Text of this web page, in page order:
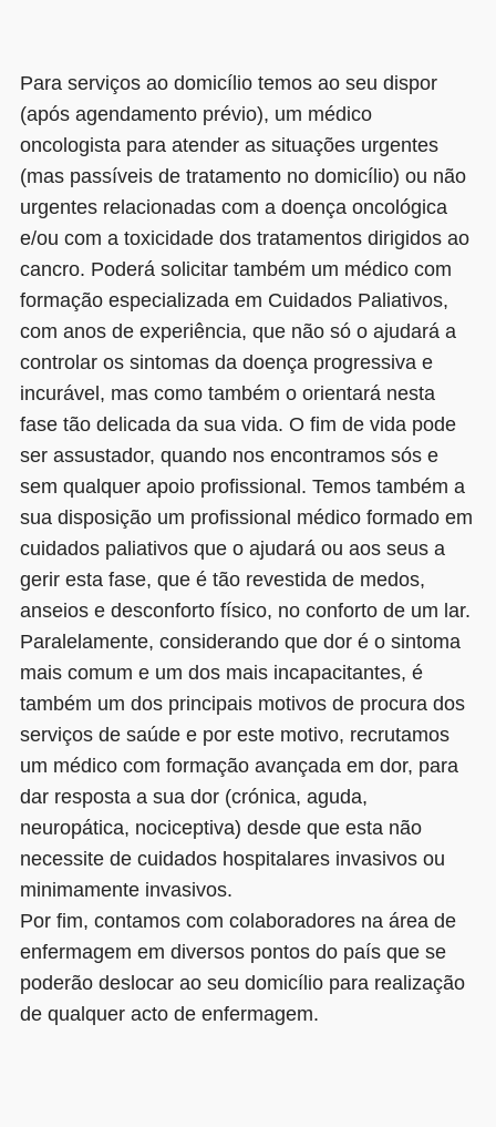
Para serviços ao domicílio temos ao seu dispor
(após agendamento prévio), um médico
oncologista para atender as situações urgentes
(mas passíveis de tratamento no domicílio) ou não
urgentes relacionadas com a doença oncológica
e/ou com a toxicidade dos tratamentos dirigidos ao
cancro. Poderá solicitar também um médico com
formação especializada em Cuidados Paliativos,
com anos de experiência, que não só o ajudará a
controlar os sintomas da doença progressiva e
incurável, mas como também o orientará nesta
fase tão delicada da sua vida. O fim de vida pode
ser assustador, quando nos encontramos sós e
sem qualquer apoio profissional. Temos também a
sua disposição um profissional médico formado em
cuidados paliativos que o ajudará ou aos seus a
gerir esta fase, que é tão revestida de medos,
anseios e desconforto físico, no conforto de um lar.
Paralelamente, considerando que dor é o sintoma
mais comum e um dos mais incapacitantes, é
também um dos principais motivos de procura dos
serviços de saúde e por este motivo, recrutamos
um médico com formação avançada em dor, para
dar resposta a sua dor (crónica, aguda,
neuropática, nociceptiva) desde que esta não
necessite de cuidados hospitalares invasivos ou
minimamente invasivos.
Por fim, contamos com colaboradores na área de
enfermagem em diversos pontos do país que se
poderão deslocar ao seu domicílio para realização
de qualquer acto de enfermagem.